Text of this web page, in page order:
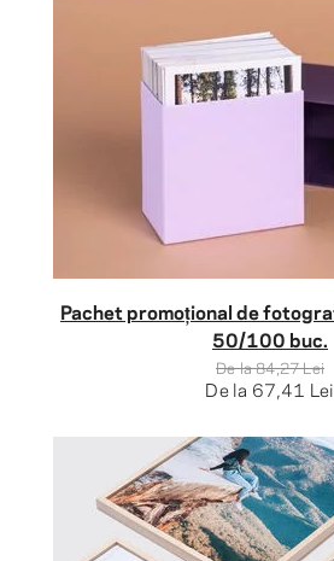
Pachet promoțional de
50/100 buc.
De la84,27 Lei
De la 67,41 Lei